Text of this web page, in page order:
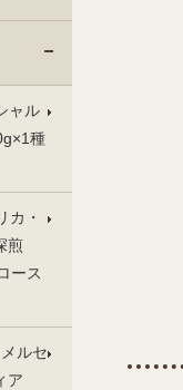
ャル
種
カ・
煎
ース
ルセ
ア